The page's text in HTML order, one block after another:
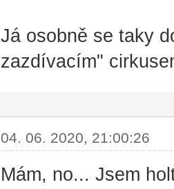
Já osobně se taky
zazdívacím"
04. 06. 2020, 21:00:26
Mám, no... Jsem